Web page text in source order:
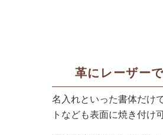
革にレーザー
名入れといった書体だけ
トなども表面に焼き付け